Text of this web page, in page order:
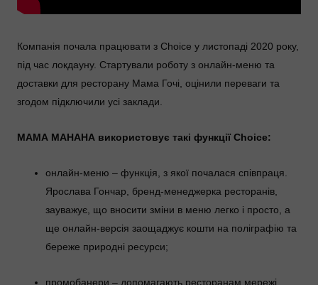
Компанія почала працювати з Choice у листопаді 2020 року,
під час локдауну. Стартували роботу з онлайн-меню та
доставки для ресторану Мама Гочі, оцінили переваги та
згодом підключили усі заклади.
МАМА МАНАНА використовує такі функції Choice:
онлайн-меню – функція, з якої почалася співпраця.
Ярослава Гончар, бренд-менеджерка ресторанів,
зауважує, що вносити зміни в меню легко і просто, а
ще онлайн-версія заощаджує кошти на поліграфію та
береже природні ресурси;
промобанери – допомагають ресторанам мережі